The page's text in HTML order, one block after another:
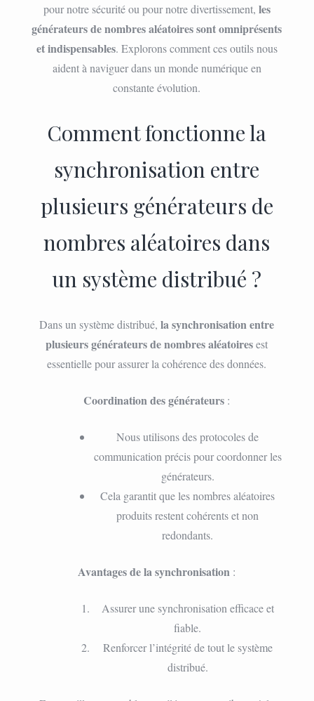
pour notre sécurité ou pour notre divertissement, les
générateurs de nombres aléatoires sont omniprésents
et indispensables. Explorons comment ces outils nous
aident à naviguer dans un monde numérique en
constante évolution.
Comment fonctionne la
synchronisation entre
plusieurs générateurs de
nombres aléatoires dans
un système distribué ?
Dans un système distribué,la synchronisation entre
plusieurs générateurs de nombres aléatoiresest
essentielle pour assurer la cohérence des données.
Coordination des générateurs :
Nous utilisons des protocoles de
communication précis pour coordonner les
générateurs.
Cela garantit que les nombres aléatoires
produits restent cohérents et non
redondants.
Avantages de la synchronisation :
Assurer une synchronisation efficace et
fiable.
Renforcer l’intégrité de tout le système
distribué.